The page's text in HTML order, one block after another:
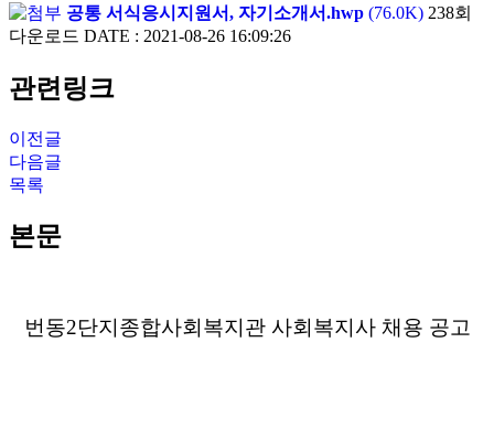
공통 서식응시지원서, 자기소개서.hwp (76.0K) 238회
다운로드 DATE : 2021-08-26 16:09:26
관련링크
이전글
다음글
목록
본문
번동2단지종합사회복지관 사회복지사 채용 공고